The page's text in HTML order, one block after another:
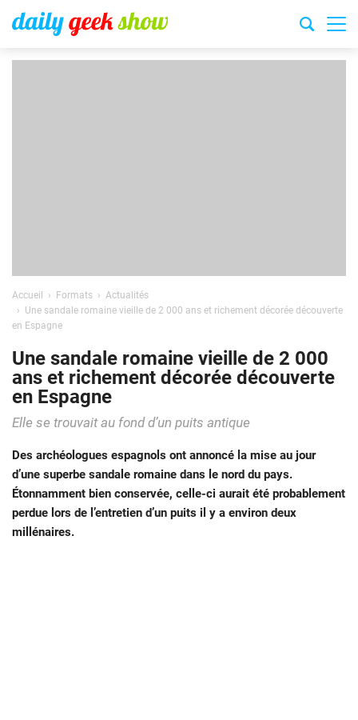
Accueil Formats
Actualités
Une sandale romaine vieille de 2 000 ans et richement décorée découverte
en Espagne
Une sandale romaine vieille de 2 000
ans et richement décorée découverte
en Espagne
Elle se trouvait au fond d’un puits antique
Des archéologues espagnols ont annoncé la mise au jour
d’une superbe sandale romaine dans le nord du pays.
Étonnamment bien conservée, celle-ci aurait été probablement
perdue lors de l’entretien d’un puits il y a environ deux
millénaires.